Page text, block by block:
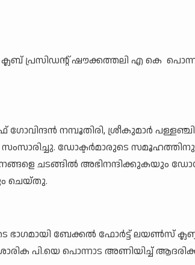
പ്രസിഡന്റ് ഷൗക്കത്തലി എ കെ
നമ്പൂതിരി, ശ്രീകുമാർ
ഡോക്ടർമാരുടെ
ചടങ്ങിൽ അഭിനന്ദിക്കുകയും
ചെയ്തു.
ഭാഗമായി ബേക്കൽ ഫോർട്ട് ലയൺസ്
പി.യെ പൊന്നാട അണിയിച്ച്